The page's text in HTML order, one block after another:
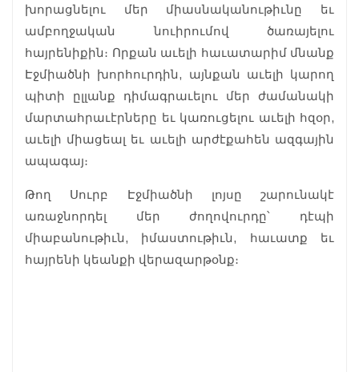
խորացնելու մեր միասնականութիւնը եւ
ամբողջական նուիրումով ծառայելու
հայրենիքին։ Որքան աւելի հաւատարիմ մնանք
Էջմիածնի խորհուրդին, այնքան աւելի կարող
պիտի ըլլանք դիմագրաւելու մեր ժամանակի
մարտահրաւէրները եւ կառուցելու աւելի հզօր,
աւելի միացեալ եւ աւելի արժէքահեն ազգային
ապագայ։
Թող Սուրբ Էջմիածնի լոյսը շարունակէ
առաջնորդել մեր ժողովուրդը՝ դէպի
միաբանութիւն, իմաստութիւն, հաւատք եւ
հայրենի կեանքի վերազարթօնք։